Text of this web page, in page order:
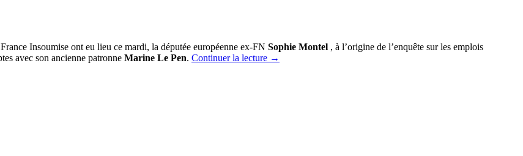
Insoumise ont eu lieu ce mardi, la députée européenne ex-FN Sophie Montel , à l’origine de l’enquête sur les emplois
avec son ancienne patronne Marine Le Pen. Continuer la lecture →